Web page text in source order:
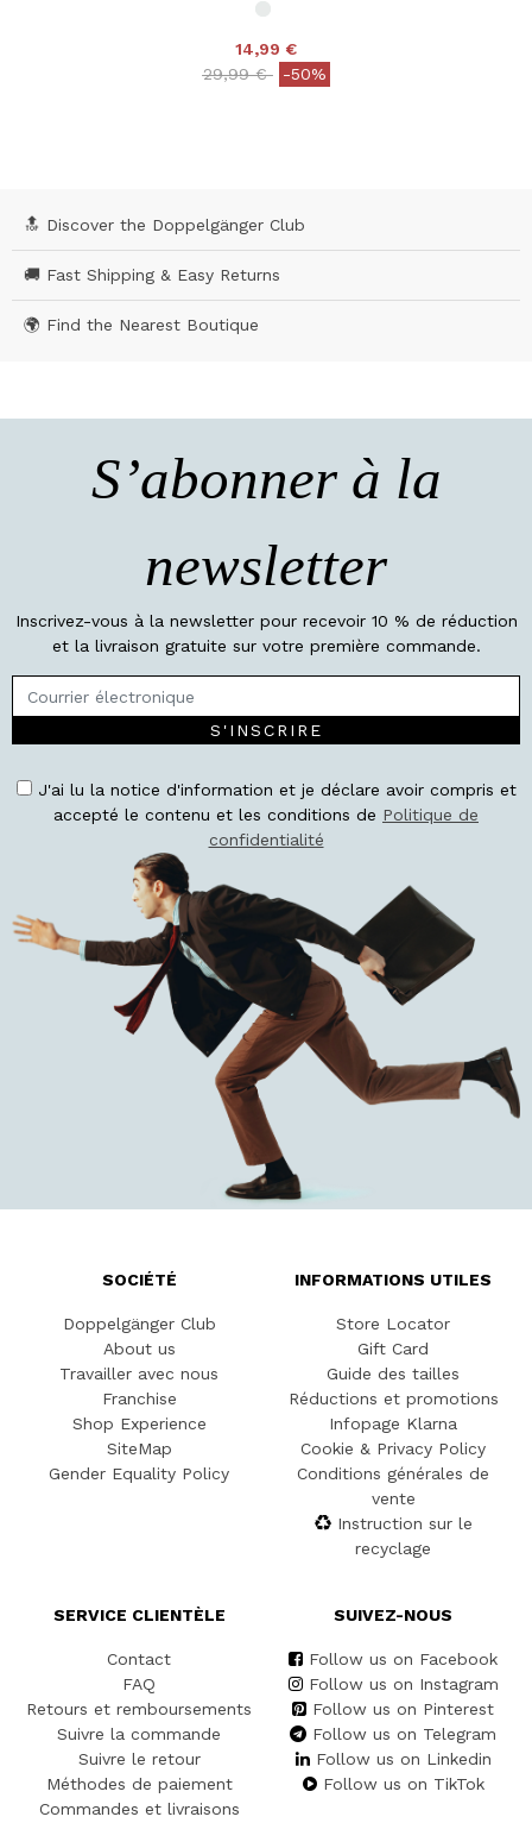
14,99 €
Price reduced from
29,99 €to-50%
🔝 Discover the Doppelgänger Club
🚚 Fast Shipping & Easy Returns
🌍 Find the Nearest Boutique
S’abonner à la
newsletter
Inscrivez-vous à la newsletter pour recevoir 10 % de réduction
et la livraison gratuite sur votre première commande.
S'INSCRIRE
J'ai lu la notice d'information et je déclare avoir compris et
accepté le contenu et les conditions de Politique de
confidentialité
SOCIÉTÉ
Doppelgänger Club
About us
Travailler avec nous
Franchise
Shop Experience
SiteMap
Gender Equality Policy
INFORMATIONS UTILES
Store Locator
Gift Card
Guide des tailles
Réductions et promotions
Infopage Klarna
Cookie & Privacy Policy
Conditions générales de
vente
Instruction sur le
recyclage
SERVICE CLIENTÈLE
Contact
FAQ
Retours et remboursements
Suivre la commande
Suivre le retour
Méthodes de paiement
Commandes et livraisons
SUIVEZ-NOUS
Follow us on Facebook
Follow us on Instagram
Follow us on Pinterest
Follow us on Telegram
Follow us on Linkedin
Follow us on TikTok